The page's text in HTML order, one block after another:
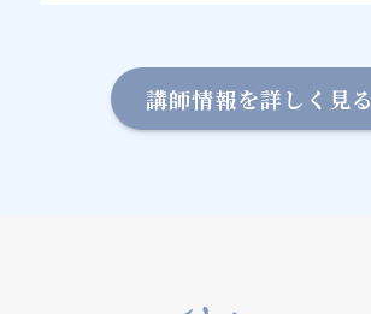
講師情報を詳しく見る